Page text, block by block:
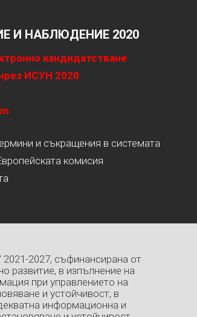
И НАБЛЮДЕНИЕ 2020
кандидатстване
ИСУН 2020
и съкращения в системата
комисия
2027, съфинансирана от
развитие, в изпълнение на
при управлението на
и устойчивост, в
информационна и